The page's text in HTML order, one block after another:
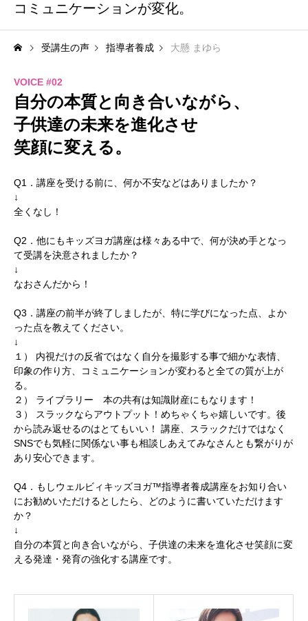
養成講座
専門講座
コミュニティ
ウェルビィ体操講座
受講生の声
お知らせ
BLOG
よくあるご質問
お支払い方法
お問い合わせ
REGISTRATION 講座お申し込み一覧
FAQ VOICE NEWS BLOG
コミュニケーションが変化。
受講生の声 指導者養成 大懸 まゆら
VOICE #02
自分の本質と向き合いながら、
子供達の未来を進化させ
笑顔に変える。
Q1．講座を受ける前に、何か不安などはありましたか？
↓
全くなし！
Q2．他にもキッズヨガ講座は様々ある中で、何が決め手となっ
て受講を決意されましたか？
↓
なおさんだから！
Q3．講座の前半が終了しましたが、特に学びになった点、よか
った点を教えてください。
↓
１） 内視だけの反省ではなく自分を撮影する事で細かな表情、
印象の作り方、コミュニケーションが変わると全ての質が上が
る。
２） ライブラリー 本の共有は知識財産にもなります！
３） スラックならアウトプット！めちゃくちゃ嬉しいです。後
から読み返せるのはとてもいい！ 講座、スラックだけではなく
SNSでも気軽に関係ない事も相談しあえてみなさんとも繋がりが
あり安心できます。
Q4．もしウェルビィキッズヨガ™指導者養成講座をお知り合い
にお勧めいただけるとしたら、どのように書いていただけます
か？
↓
自分の本質と向き合いながら、子供達の未来を進化させ笑顔に変
える発達・発育の強化する講座です。